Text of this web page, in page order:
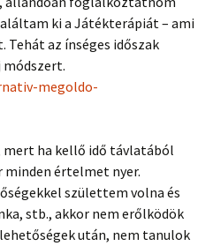
ki a Játékterápiát – ami
Tehát az ínséges időszak
megoldo-
ha kellő idő távlatából
értelmet nyer.
születtem volna és
stb., akkor nem erőlködök
után, nem tanulok